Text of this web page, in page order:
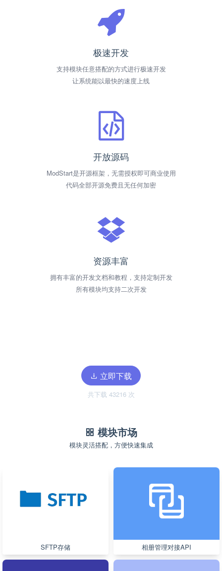
极速开发
支持模块任意搭配的方式进行极速开发
让系统能以最快的速度上线
开放源码
ModStart是开源框架，无需授权即可商业使用
代码全部开源免费且无任何加密
资源丰富
拥有丰富的开发文档和教程，支持定制开发
所有模块均支持二次开发
立即下载
共下载 43216 次
模块市场
模块灵活搭配，方便快速集成
SFTP存储 相册管理对接API